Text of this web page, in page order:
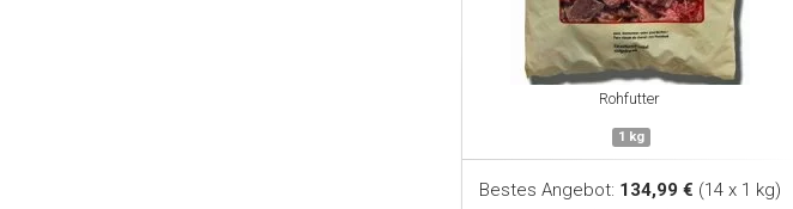
Rohfutter
1 kg
Bestes Angebot: 134,99 € (14 x 1 kg)